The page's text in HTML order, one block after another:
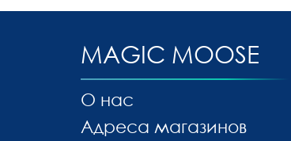
MAGIC MOOSE
О нас
Адреса магазинов